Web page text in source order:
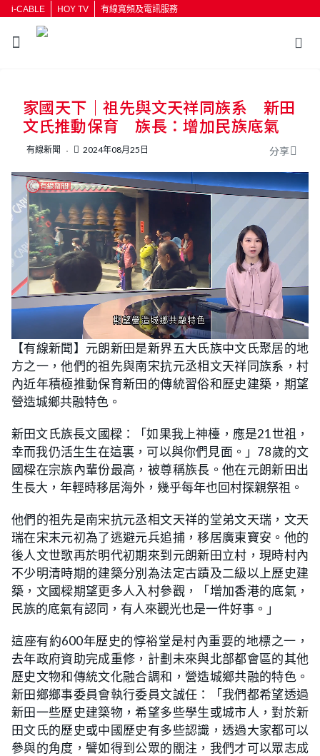
i-CABLE HOY TV 有線寬頻及電訊服務
按輸入鍵開始搜尋
家國天下｜祖先與文天祥同族系 新田
文氏推動保育 族長：增加民族底氣
有線新聞 2024年08月25日 分享
n
m
t
e
o
a
d
e
d
:
1
3
.
%
【有線新聞】元朗新田是新界五大氏族中文氏聚居的地
方之一，他們的祖先與南宋抗元丞相文天祥同族系，村
內近年積極推動保育新田的傳統習俗和歷史建築，期望
營造城鄉共融特色。
新田文氏族長文國樑：「如果我上神檯，應是21世祖，
幸而我仍活生生在這裏，可以與你們見面。」78歲的文
國樑在宗族內輩份最高，被尊稱族長。他在元朗新田出
生長大，年輕時移居海外，幾乎每年也回村探親祭祖。
他們的祖先是南宋抗元丞相文天祥的堂弟文天瑞，文天
瑞在宋末元初為了逃避元兵追捕，移居廣東寶安。他的
後人文世歌再於明代初期來到元朗新田立村，現時村內
不少明清時期的建築分別為法定古蹟及二級以上歷史建
築，文國樑期望更多人入村參觀，「增加香港的底氣，
民族的底氣有認同，有人來觀光也是一件好事。」
這座有約600年歷史的惇裕堂是村內重要的地標之一，
去年政府資助完成重修，計劃未來與北部都會區的其他
歷史文物和傳統文化融合調和，營造城鄉共融的特色。
新田鄉鄉事委員會執行委員文誠任：「我們都希望透過
新田一些歷史建築物，希望多些學生或城市人，對於新
田文氏的歷史或中國歷史有多些認識，透過大家都可以
參與的角度，譬如得到公眾的關注，我們才可以眾志成